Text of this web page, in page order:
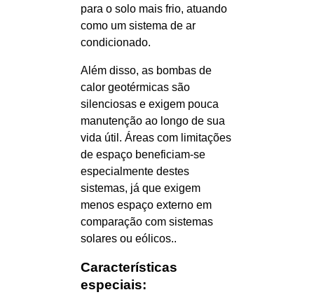
para o solo mais frio, atuando
como um sistema de ar
condicionado.
Além disso, as bombas de
calor geotérmicas são
silenciosas e exigem pouca
manutenção ao longo de sua
vida útil. Áreas com limitações
de espaço beneficiam-se
especialmente destes
sistemas, já que exigem
menos espaço externo em
comparação com sistemas
solares ou eólicos..
Características
especiais: